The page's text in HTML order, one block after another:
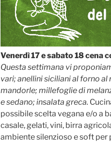
Venerdì 17 e sabato 18 cena
Questa settimana vi
vari; anellini siciliani al forno
mandorle; millefoglie di
e sedano; insalata greca.
possibile scelta vegana e/o a
casale, gelati, vini, birra
ambiente silenzioso e soft per